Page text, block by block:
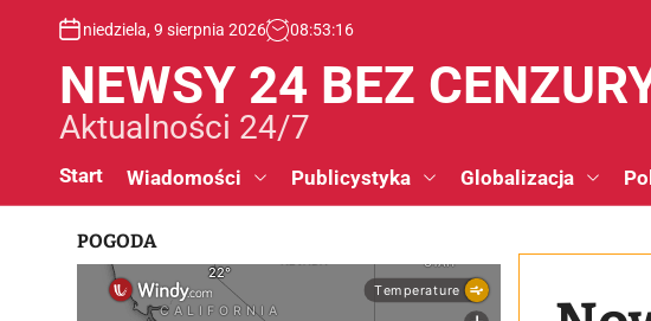
niedziela, 9 sierpnia 2026 08:53:17
NEWSY 24 BEZ
Aktualności 24/7
Start Wiadomości Publicystyka Globalizacja
POGODA